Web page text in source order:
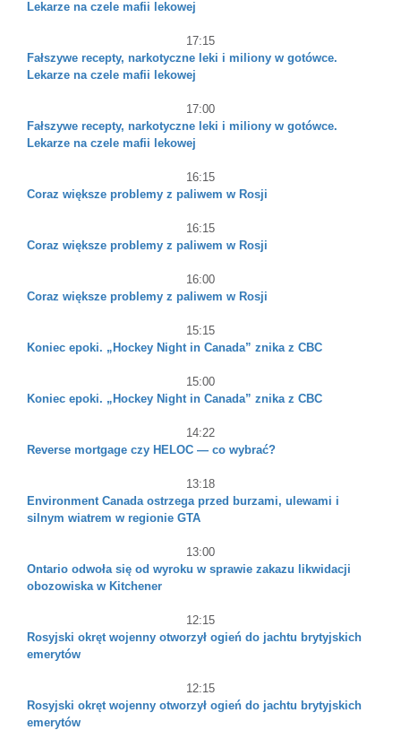
Lekarze na czele mafii lekowej
17:15
Fałszywe recepty, narkotyczne leki i miliony w gotówce.
Lekarze na czele mafii lekowej
17:00
Fałszywe recepty, narkotyczne leki i miliony w gotówce.
Lekarze na czele mafii lekowej
16:15
Coraz większe problemy z paliwem w Rosji
16:15
Coraz większe problemy z paliwem w Rosji
16:00
Coraz większe problemy z paliwem w Rosji
15:15
Koniec epoki. „Hockey Night in Canada” znika z CBC
15:00
Koniec epoki. „Hockey Night in Canada” znika z CBC
14:22
Reverse mortgage czy HELOC — co wybrać?
13:18
Environment Canada ostrzega przed burzami, ulewami i
silnym wiatrem w regionie GTA
13:00
Ontario odwoła się od wyroku w sprawie zakazu likwidacji
obozowiska w Kitchener
12:15
Rosyjski okręt wojenny otworzył ogień do jachtu brytyjskich
emerytów
12:15
Rosyjski okręt wojenny otworzył ogień do jachtu brytyjskich
emerytów